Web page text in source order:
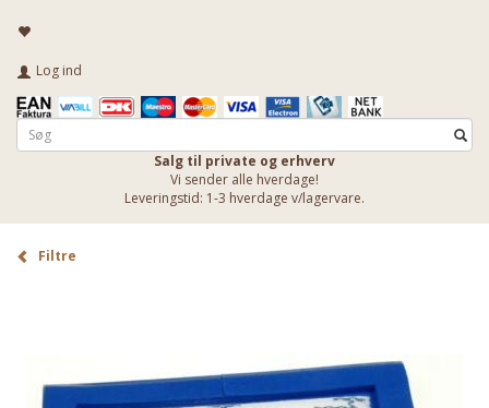
Log ind
Salg til private og erhverv
Vi sender alle hverdage!
Leveringstid: 1-3 hverdage v/lagervare.
Filtre